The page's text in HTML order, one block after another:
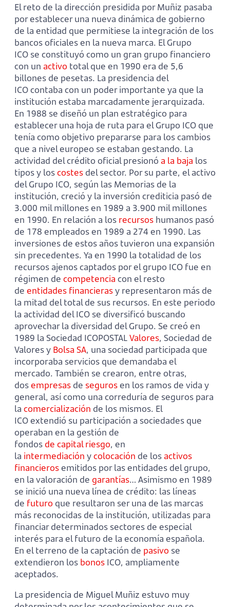
El reto de la dirección presidida por Muñiz pasaba
por establecer una nueva dinámica de gobierno
de la entidad que permitiese la integración de los
bancos oficiales en la nueva marca. El Grupo
ICO se constituyó como un gran grupo financiero
con un activo total que en 1990 era de 5,6
billones de pesetas. La presidencia del
ICO contaba con un poder importante ya que la
institución estaba marcadamente jerarquizada.
En 1988 se diseñó un plan estratégico para
establecer una hoja de ruta para el Grupo ICO que
tenía como objetivo prepararse para los cambios
que a nivel europeo se estaban gestando. La
actividad del crédito oficial presionó a la baja los
tipos y loscostes del sector. Por su parte, el activo
del Grupo ICO, según las Memorias de la
institución, creció y la inversión crediticia pasó de
3.000 mil millones en 1989 a 3.900 mil millones
en 1990. En relación a los recursos humanos pasó
de 178 empleados en 1989 a 274 en 1990. Las
inversiones de estos años tuvieron una expansión
sin precedentes. Ya en 1990 la totalidad de los
recursos ajenos captados por el grupo ICO fue en
régimen de competencia con el resto
de entidades financierasy representaron más de
la mitad del total de sus recursos. En este periodo
la actividad del ICO se diversificó buscando
aprovechar la diversidad del Grupo. Se creó en
1989 la Sociedad ICOPOSTALValores, Sociedad de
Valores y Bolsa SA, una sociedad participada que
incorporaba servicios que demandaba el
mercado. También se crearon, entre otras,
dosempresas de segurosen los ramos de vida y
general, así como una correduría de seguros para
la comercialización de los mismos. El
ICO extendió su participación a sociedades que
operaban en la gestión de
fondos de capitalriesgo, en
la intermediación ycolocación de los activos
financierosemitidos por las entidades del grupo,
en la valoración de garantías… Asimismo en 1989
se inició una nueva línea de crédito: las líneas
de futuro que resultaron ser una de las marcas
más reconocidas de la institución, utilizadas para
financiar determinados sectores de especial
interés para el futuro de la economía española.
En el terreno de la captación de pasivo se
extendieron los bonos ICO, ampliamente
aceptados.
La presidencia de Miguel Muñiz estuvo muy